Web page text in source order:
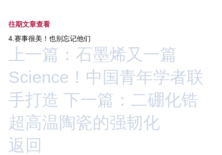
往期文章查看
4.赛事很美！也别忘记他们
上一篇：石墨烯又一篇
Science！中国青年学者联
手打造 下一篇：二硼化锆
超高温陶瓷的强韧化
返回